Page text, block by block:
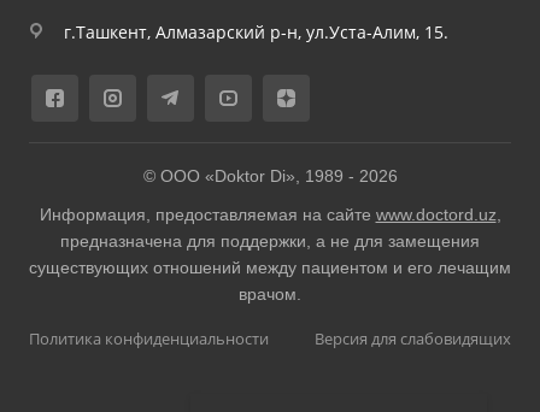
г.Ташкент, Алмазарский р-н, ул.Уста-Алим, 15.
© ООО «Doktor Di», 1989 - 2026
Информация, предоставляемая на сайте www.doctord.uz
предназначена для поддержки, а не для замещения
существующих отношений между пациентом и его лечащим
врачом.
Политика конфиденциальности Версия для слабовидящих